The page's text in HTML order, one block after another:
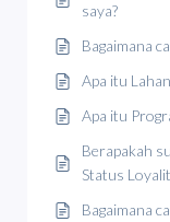
saya?
Bagaimana
Apa itu
Apa itu
Berapakah
Status
Bagaimana